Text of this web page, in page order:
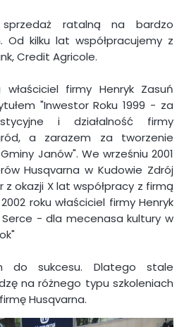
sprzedaż ratalną na bardzo
Od kilku lat współpracujemy z
Credit Agricole.
firmy Henryk Zasuń
"Inwestor Roku 1999 - za
i działalność firmy
a zarazem za tworzenie
Janów". We wrześniu 2001
Husqvarna w Kudowie Zdrój
okazji X lat współpracy z firmą
roku właściciel firmy Henryk
Serce - dla mecenasa kultury w
do sukcesu. Dlatego stale
na różnego typu szkoleniach
Husqvarna.